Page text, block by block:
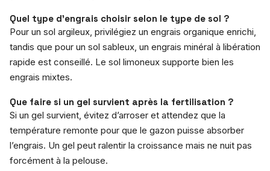
Quel type d’engrais choisir selon le type de sol ?
Pour un sol argileux, privilégiez un engrais organique enrichi,
tandis que pour un sol sableux, un engrais minéral à libération
rapide est conseillé. Le sol limoneux supporte bien les
engrais mixtes.
Que faire si un gel survient après la fertilisation ?
Si un gel survient, évitez d’arroser et attendez que la
température remonte pour que le gazon puisse absorber
l’engrais. Un gel peut ralentir la croissance mais ne nuit pas
forcément à la pelouse.